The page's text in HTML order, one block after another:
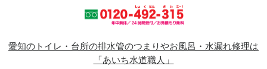
愛知のトイレ・台所の排水管のつまりやお風呂・水漏れ修理は
「あいち水道職人」